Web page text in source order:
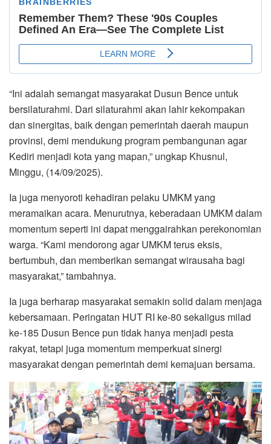
“Ini adalah semangat masyarakat Dusun Bence untuk
bersilaturahmi. Dari silaturahmi akan lahir kekompakan
dan sinergitas, baik dengan pemerintah daerah maupun
provinsi, demi mendukung program pembangunan agar
Kediri menjadi kota yang mapan,” ungkap Khusnul,
Minggu, (14/09/2025).
Ia juga menyoroti kehadiran pelaku UMKM yang
meramaikan acara. Menurutnya, keberadaan UMKM dalam
momentum seperti ini dapat menggairahkan perekonomian
warga. “Kami mendorong agar UMKM terus eksis,
bertumbuh, dan memberikan semangat wirausaha bagi
masyarakat,” tambahnya.
Ia juga berharap masyarakat semakin solid dalam menjaga
kebersamaan. Peringatan HUT RI ke-80 sekaligus milad
ke-185 Dusun Bence pun tidak hanya menjadi pesta
rakyat, tetapi juga momentum memperkuat sinergi
masyarakat dengan pemerintah demi kemajuan bersama.